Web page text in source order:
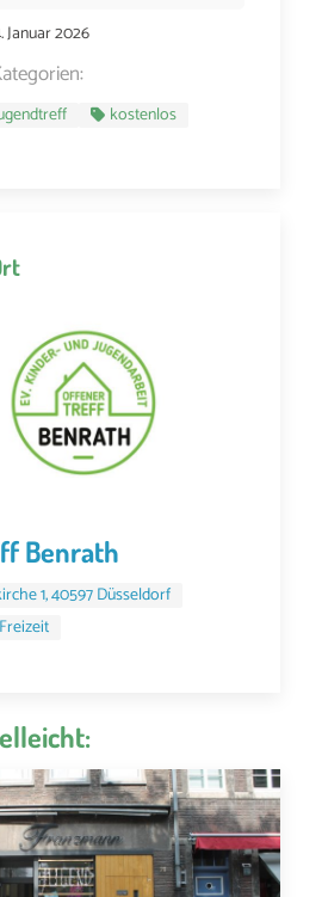
Januar 2026
kostenlos
Benrath
1, 40597 Düsseldorf
Freizeit